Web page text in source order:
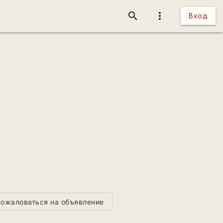
more_vert Вход
search
на объявление